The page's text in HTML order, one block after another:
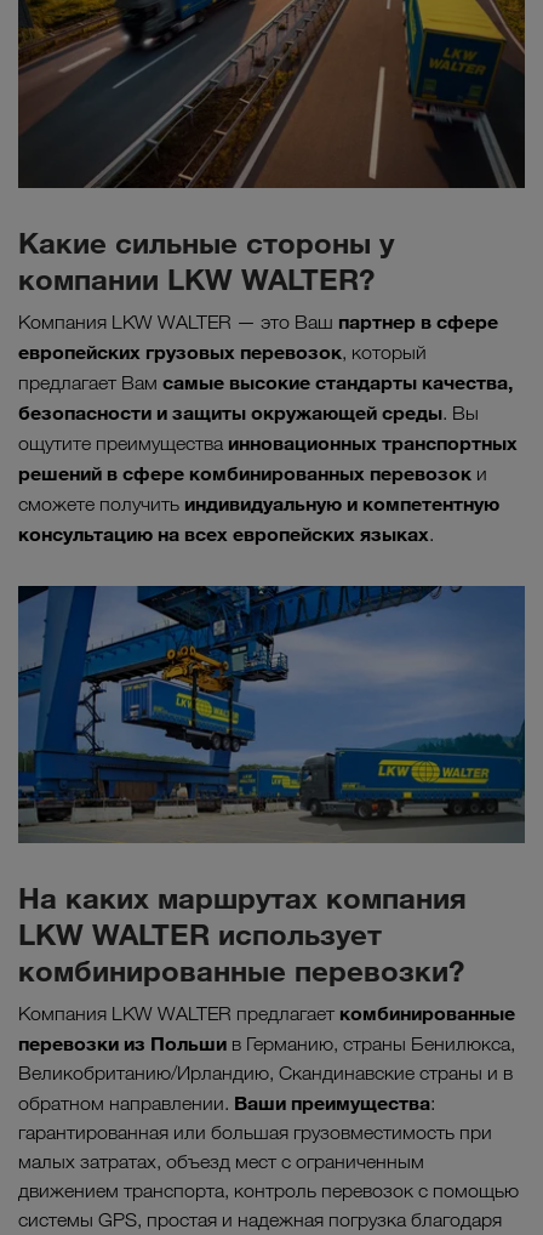
Какие сильные стороны у
компании LKW WALTER?
Компания LKW WALTER — это Ваш партнер в сфере
европейских грузовых перевозок, который
предлагает Вам самые высокие стандарты качества,
безопасности и защиты окружающей среды. Вы
ощутите преимущества инновационных транспортных
решений в сфере комбинированных перевозок и
сможете получить индивидуальную и компетентную
консультацию на всех европейских языках.
На каких маршрутах компания
LKW WALTER использует
комбинированные перевозки?
Компания LKW WALTER предлагает комбинированные
перевозки из Польши в Германию, страны Бенилюкса,
Великобританию/Ирландию, Скандинавские страны и в
обратном направлении. Ваши преимущества:
гарантированная или большая грузовместимость при
малых затратах, объезд мест с ограниченным
движением транспорта, контроль перевозок с помощью
системы GPS, простая и надежная погрузка благодаря